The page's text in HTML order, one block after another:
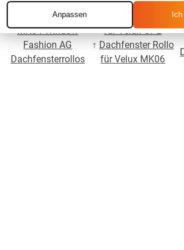
Für Velux GPL
MK04 Window
Fashion AG
Dachfensterrollos
Dachfenster Rollo
für Velux GPL
↑ Dachfenster Rollo
für Velux MK06
Anpassen